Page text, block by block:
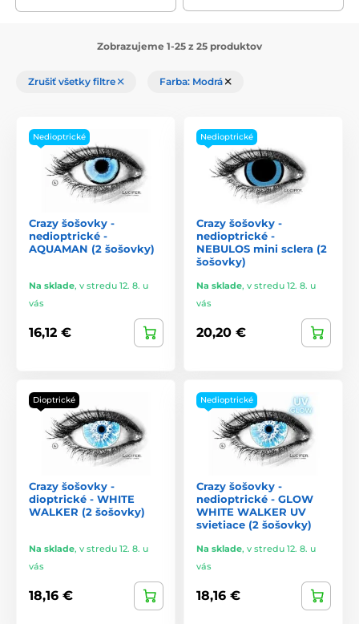
Zobrazujeme 1-25 z 25 produktov
Zrušiť všetky filtre Farba: Modrá
Nedioptrické
Crazy šošovky -
nedioptrické -
AQUAMAN (2 šošovky)
Na sklade, v stredu 12. 8. u
vás
16,12 €
Nedioptrické
Crazy šošovky -
nedioptrické -
NEBULOS mini sclera (2
šošovky)
Na sklade, v stredu 12. 8. u
vás
20,20 €
Dioptrické
Crazy šošovky -
dioptrické - WHITE
WALKER (2 šošovky)
Na sklade, v stredu 12. 8. u
vás
18,16 €
Nedioptrické
Crazy šošovky -
nedioptrické - GLOW
WHITE WALKER UV
svietiace (2 šošovky)
Na sklade, v stredu 12. 8. u
vás
18,16 €